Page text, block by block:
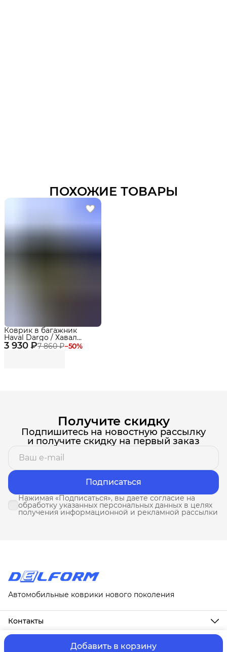
Добавить в корзину
ПОХОЖИЕ ТОВАРЫ
3 930 ₽7 860 ₽−50%
Коврик в багажник
Haval Dargo / Хавал
Дарго (2022-) "EVA 3D"
Premium
Получите скидку
Подпишитесь на новостную рассылку
и получите скидку на первый заказ
Подписаться
Нажимая «Подписаться», вы даете согласие на
обработку указанных персональных данных в целях
получения информационной и рекламной рассылки
Автомобильные коврики нового поколения
Контакты
Адрес
г. Москва, ул. Новослободская, д. 20, 1А
ⓒ ИП Третьякова Т.А.Оплата и Доставка